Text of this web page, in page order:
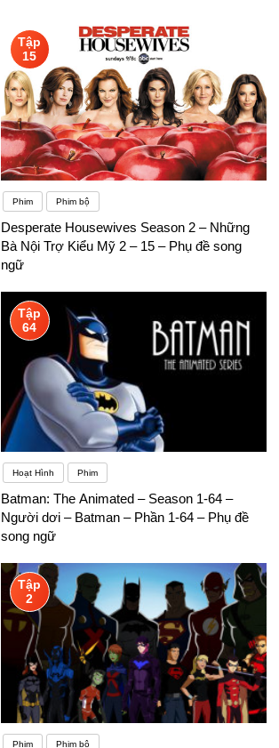
Tập
15
Phim Phim bộ
Desperate Housewives Season 2 – Những
Bà Nội Trợ Kiểu Mỹ 2 – 15 – Phụ đề song
ngữ
Tập
64
Hoạt Hình Phim
Batman: The Animated – Season 1-64 –
Người dơi – Batman – Phần 1-64 – Phụ đề
song ngữ
Tập
2
Phim Phim bộ